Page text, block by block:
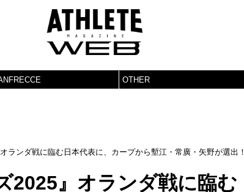
OTHER
ランダ戦に臨む日本代表に、カープから塹江・常廣・矢野が選出！
2025』オランダ戦に臨む